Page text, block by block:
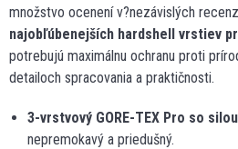
množstvo ocenení v?nezávislých
najobľúbenejších hardshell vrstiev
potrebujú maximálnu ochranu proti
detailoch spracovania a praktičnosti.
3-vrstvový GORE-TEX Pro so
nepremokavý a priedušný.